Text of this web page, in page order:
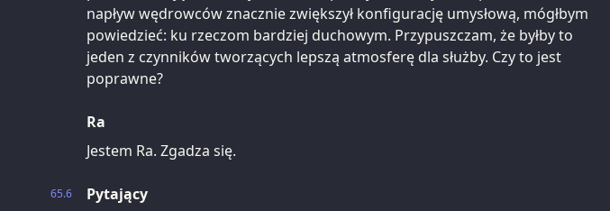
napływ wędrowców znacznie zwiększył konfigurację umysłową, mógłbym
powiedzieć: ku rzeczom bardziej duchowym. Przypuszczam, że byłby to
jeden z czynników tworzących lepszą atmosferę dla służby. Czy to jest
poprawne?
Ra
Jestem Ra. Zgadza się.
65.6
Pytający